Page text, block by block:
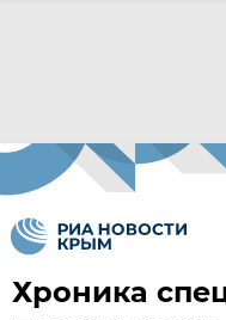
Хроника